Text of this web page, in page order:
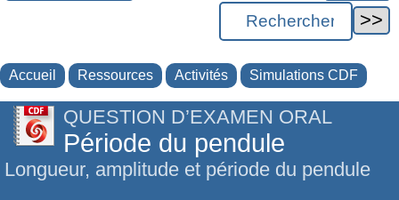
Accueil Ressources Activités Simulations CDF
QUESTION D’EXAMEN ORAL
Période du pendule
Longueur, amplitude et période du pendule